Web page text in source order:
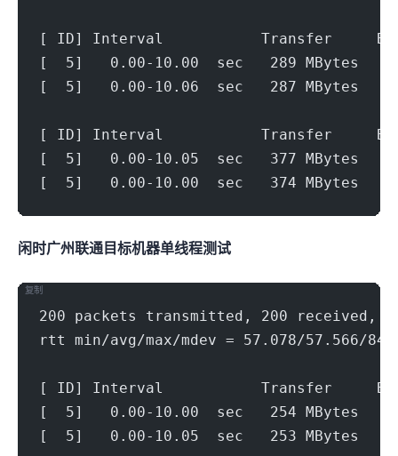
[ ID] Interval           Transfer
[  5]   0.00-10.00  sec   289 MBytes
[  5]   0.00-10.06  sec   287 MBytes
[ ID] Interval           Transfer
[  5]   0.00-10.05  sec   377 MBytes
[  5]   0.00-10.00  sec   374 MBytes
闲时广州联通(500Mbps)目标机器 IPERF3单线程测试
200 packets transmitted, 200 received,
rtt min/avg/max/mdev = 57.078/57.566/
[ ID] Interval           Transfer
[  5]   0.00-10.00  sec   254 MBytes
[  5]   0.00-10.05  sec   253 MBytes
复制